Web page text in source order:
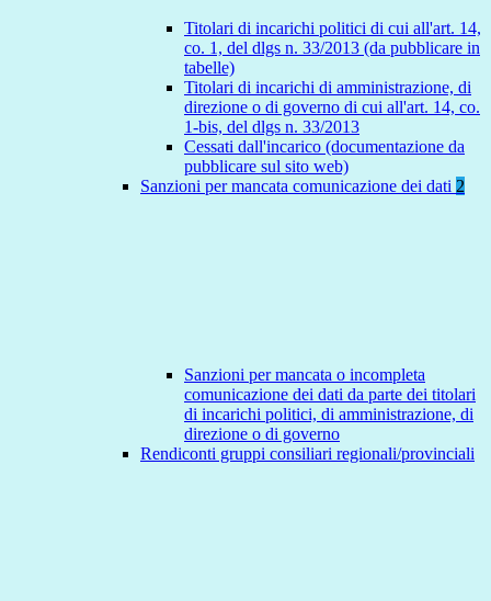
Titolari di incarichi politici di cui all'art. 14,
co. 1, del dlgs n. 33/2013 (da pubblicare in
tabelle)
Titolari di incarichi di amministrazione, di
direzione o di governo di cui all'art. 14, co.
1-bis, del dlgs n. 33/2013
Cessati dall'incarico (documentazione da
pubblicare sul sito web)
Sanzioni per mancata comunicazione dei dati 2
Sanzioni per mancata o incompleta
comunicazione dei dati da parte dei titolari
di incarichi politici, di amministrazione, di
direzione o di governo
Rendiconti gruppi consiliari regionali/provinciali